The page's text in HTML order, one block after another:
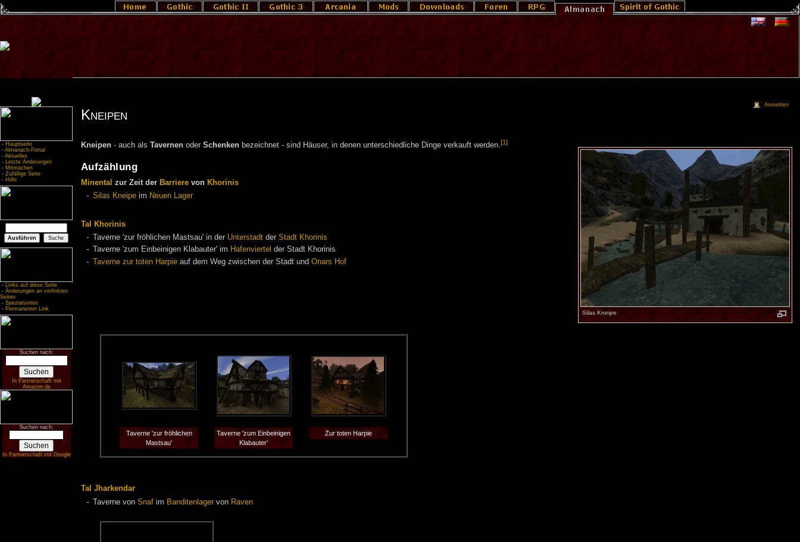
- Hauptseite
- Almanach-Portal
- Aktuelles
- Letzte Änderungen
- Mitmachen
- Zufällige Seite
- Hilfe
- Links auf diese Seite
- Änderungen an verlinkten
Seiten
- Spezialseiten
- Permanenter Link
Suchen nach:
In Partnerschaft mit
Amazon.de
Suchen nach:
In Partnerschaft mit Google
Kneipen
Silas Kneipe
Kneipen- auch als Tavernenoder Schenkenbezeichnet - sind Häuser, in denen unterschiedliche Dinge verkauft werden.[1]
Aufzählung
Minental zur Zeit der Barrierevon Khorinis
Silas Kneipe im Neuen Lager
Tal Khorinis
Taverne 'zur fröhlichen Mastsau' in der Unterstadt der Stadt Khorinis
Taverne 'zum Einbeinigen Klabauter' im Hafenviertel der Stadt Khorinis
Taverne zur toten Harpie auf dem Weg zwischen der Stadt und Onars Hof
Taverne 'zur fröhlichen
Mastsau'
Taverne 'zum Einbeinigen
Klabauter'
Zur toten Harpie
Tal Jharkendar
Taverne von Snaf im Banditenlager von Raven
Anmelden